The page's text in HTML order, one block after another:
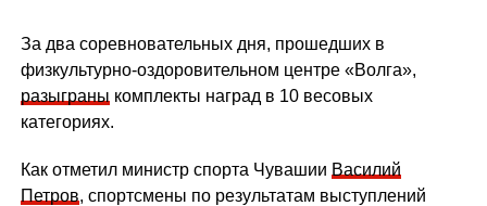
За два соревновательных дня, прошедших в
физкультурно-оздоровительном центре «Волга»,
разыграны комплекты наград в 10 весовых
категориях.
Как отметил министр спорта Чувашии Василий
Петров, спортсмены по результатам выступлений